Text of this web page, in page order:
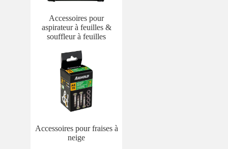
Accessoires pour
aspirateur à feuilles &
souffleur à feuilles
Accessoires pour fraises à
neige